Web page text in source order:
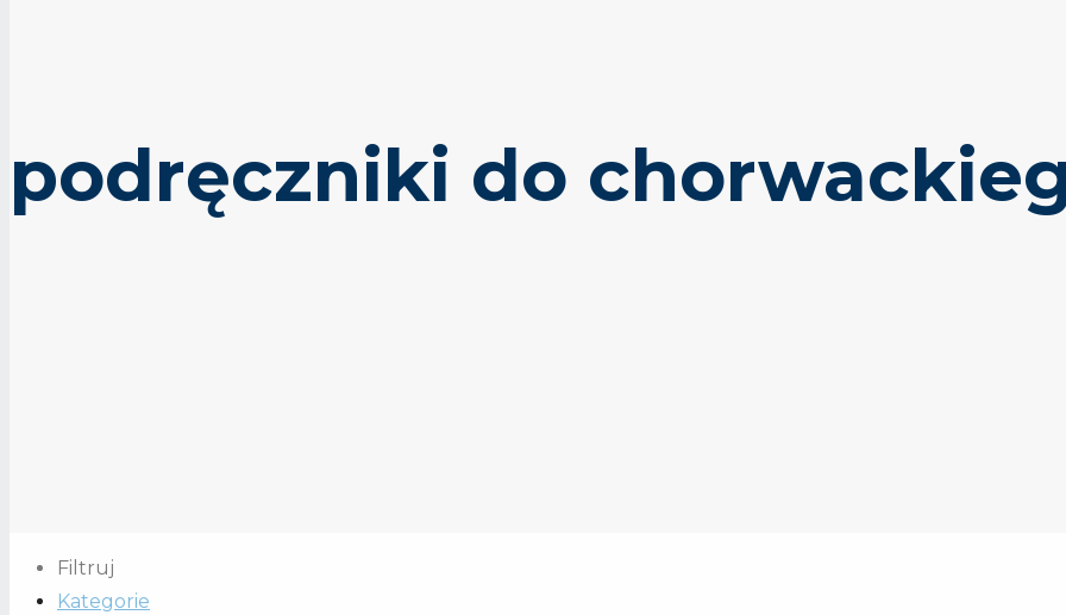
podręczniki do
Filtruj
Kategorie